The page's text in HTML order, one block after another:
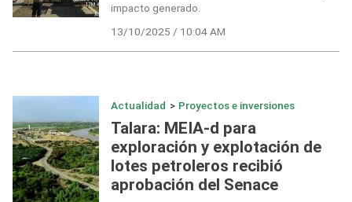
impacto generado.
13/10/2025 / 10:04 AM
Actualidad > Proyectos e inversiones
Talara: MEIA-d para
exploración y explotación de
lotes petroleros recibió
aprobación del Senace